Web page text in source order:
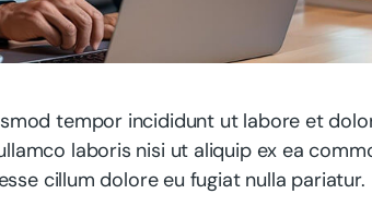
tempor incididunt ut labore et
laboris nisi ut aliquip ex ea
cillum dolore eu fugiat nulla pariatur.